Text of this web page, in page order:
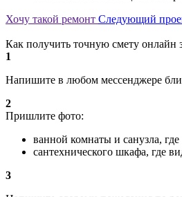
Хочу такой ремонт Следующий
Как получить точную смету онлайн
1
Напишите в любом мессенджере
2
Пришлите фото:
ванной комнаты и санузла,
сантехнического шкафа, где
3